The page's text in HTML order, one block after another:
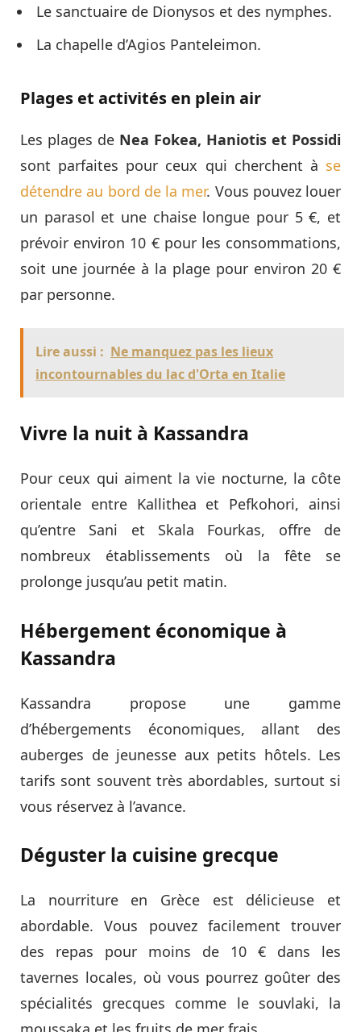
Le sanctuaire de Dionysos et des nymphes.
La chapelle d’Agios Panteleimon.
Plages et activités en plein air
Les plages de Nea Fokea, Haniotis et Possidi
sont parfaites pour ceux qui cherchent à se
détendre au bord de la mer. Vous pouvez louer
un parasol et une chaise longue pour 5 €, et
prévoir environ 10 € pour les consommations,
soit une journée à la plage pour environ 20 €
par personne.
Lire aussi : Ne manquez pas les lieux
incontournables du lac d'Orta en Italie
Vivre la nuit à Kassandra
Pour ceux qui aiment la vie nocturne, la côte
orientale entre Kallithea et Pefkohori, ainsi
qu’entre Sani et Skala Fourkas, offre de
nombreux établissements où la fête se
prolonge jusqu’au petit matin.
Hébergement économique à
Kassandra
Kassandra propose une gamme
d’hébergements économiques, allant des
auberges de jeunesse aux petits hôtels. Les
tarifs sont souvent très abordables, surtout si
vous réservez à l’avance.
Déguster la cuisine grecque
La nourriture en Grèce est délicieuse et
abordable. Vous pouvez facilement trouver
des repas pour moins de 10 € dans les
tavernes locales, où vous pourrez goûter des
spécialités grecques comme le souvlaki, la